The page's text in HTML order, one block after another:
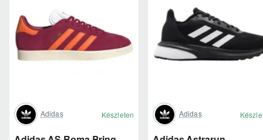
Adidas Készleten Adidas